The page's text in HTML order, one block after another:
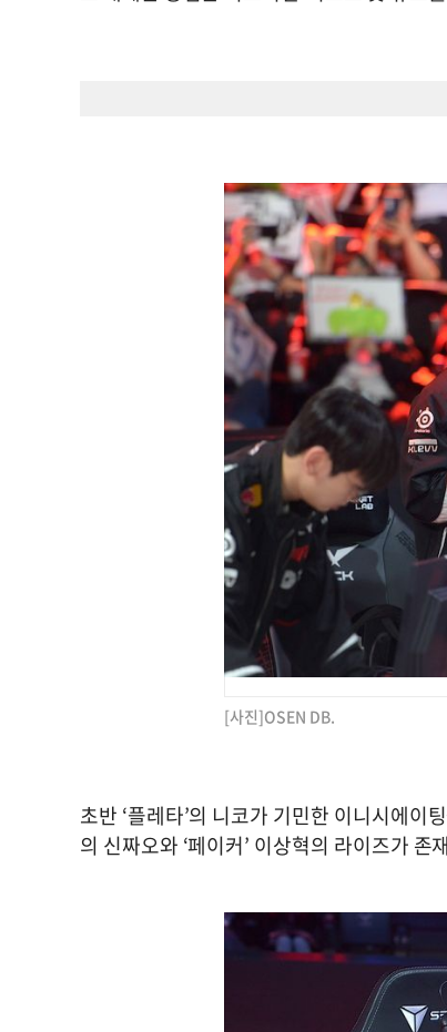
[사진]OSEN DB.
초반 ‘플레타’의 니코가 기민한 이니시에이
의 신짜오와 ‘페이커’ 이상혁의 라이즈가